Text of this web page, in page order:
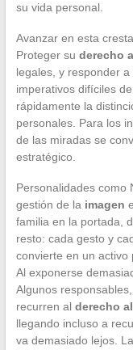
su vida personal.
Avanzar en esta
Proteger su derecho
legales, y responder
imperativos difíciles
rápidamente la
personales. Para los
de las miradas se
estratégico.
Personalidades como
gestión de la imagen
familia en la portada,
resto: cada gesto y
convierte en un activo
Al exponerse
Algunos
recurren al derecho
llegando incluso a
va demasiado lejos.